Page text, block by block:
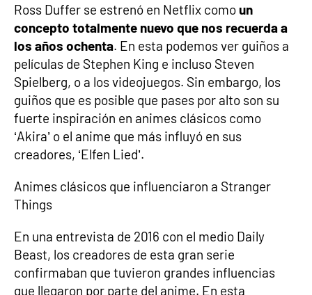
Ross Duffer se estrenó en Netflix comoun
concepto totalmente nuevo que nos recuerda a
los años ochenta. En esta podemos ver guiños a
películas de Stephen King e incluso Steven
Spielberg, o a los videojuegos. Sin embargo, los
guiños que es posible que pases por alto son su
fuerte inspiración en animes clásicos como
‘Akira’ o el anime que más influyó en sus
creadores, ‘Elfen Lied’.
Animes clásicos que influenciaron a Stranger
Things
En una entrevista de 2016 con el medio Daily
Beast, los creadores de esta gran serie
confirmaban que tuvieron grandes influencias
que llegaron por parte del anime. En esta